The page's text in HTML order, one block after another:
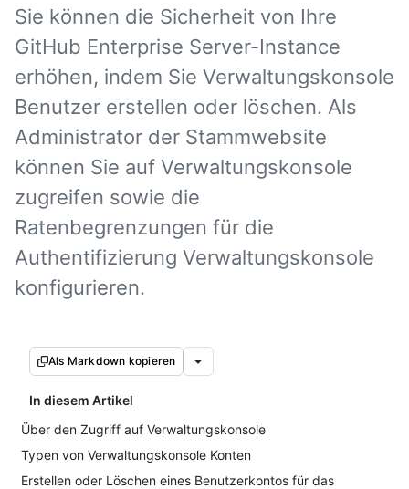
Sie können die Sicherheit von Ihre
GitHub Enterprise Server-Instance
erhöhen, indem Sie Verwaltungskonsole
Benutzer erstellen oder löschen. Als
Administrator der Stammwebsite
können Sie auf Verwaltungskonsole
zugreifen sowie die
Ratenbegrenzungen für die
Authentifizierung Verwaltungskonsole
konfigurieren.
Als Markdown kopieren
In diesem Artikel
Über den Zugriff auf Verwaltungskonsole
Typen von Verwaltungskonsole Konten
Erstellen oder Löschen eines Benutzerkontos für das